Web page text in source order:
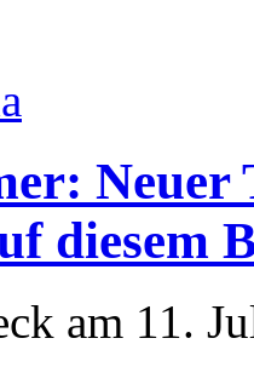
Neuer
diesem
am 11.